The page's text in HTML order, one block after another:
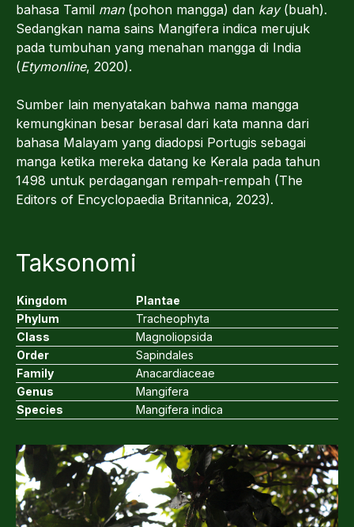
bahasa Tamil man(pohon mangga) dan kay(buah).
Sedangkan nama sains Mangifera indica merujuk
pada tumbuhan yang menahan mangga di India
(Etymonline, 2020).
Sumber lain menyatakan bahwa nama mangga
kemungkinan besar berasal dari kata manna dari
bahasa Malayam yang diadopsi Portugis sebagai
manga ketika mereka datang ke Kerala pada tahun
1498 untuk perdagangan rempah-rempah (The
Editors of Encyclopaedia Britannica, 2023).
Taksonomi
Kingdom
Plantae
Phylum
Tracheophyta
Class
Magnoliopsida
Order
Sapindales
Family
Anacardiaceae
Genus
Mangifera
Species
Mangifera indica